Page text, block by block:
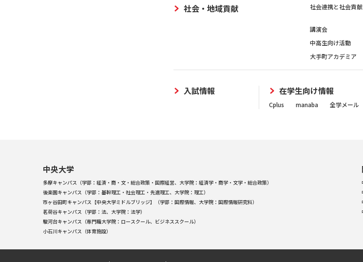
社会・地域貢献 社会連携と社会貢
講演会
中高生向け活動
大手町アカデミア
入試情報 在学生向け情報
Cplus manaba 全学メール
中央大学
多摩キャンパス（学部：経済・商・文・総合政策・国際経営、大学院：経済学・商学・文学・総合政策）
後楽園キャンパス（学部：基幹理工・社会理工・先進理工、大学院：理工）
市ヶ谷田町キャンパス【中央大学ミドルブリッジ】（学部：国際情報、大学院：国際情報研究科）
茗荷谷キャンパス（学部：法、大学院：法学）
駿河台キャンパス（専門職大学院：ロースクール、ビジネススクール）
小石川キャンパス（体育施設）